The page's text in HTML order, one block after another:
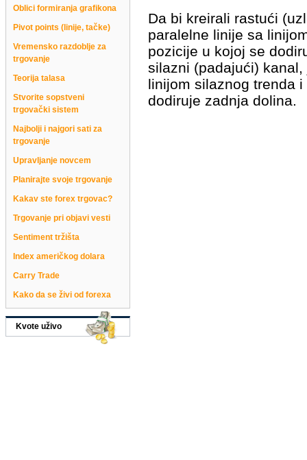
Oblici formiranja grafikona
Pivot points (linije, tačke)
Vremensko razdoblje za
trgovanje
Teorija talasa
Stvorite sopstveni
trgovački sistem
Najbolji i najgori sati za
trgovanje
Upravljanje novcem
Planirajte svoje trgovanje
Kakav ste forex trgovac?
Trgovanje pri objavi vesti
Sentiment tržišta
Index američkog dolara
Carry Trade
Kako da se živi od forexa
Kvote uživo
Da bi kreirali rastući
paralelne linije sa
pozicije u kojoj se
silazni (padajući)
linijom silaznog trenda
dodiruje zadnja dolina.